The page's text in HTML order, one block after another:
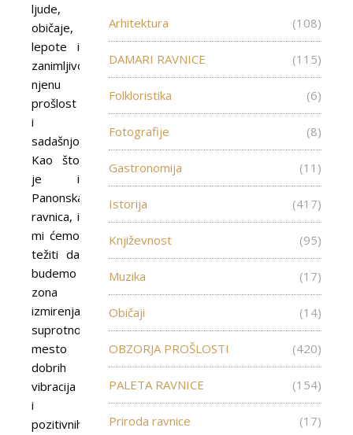
ljude,
običaje,
lepote i
zanimljivosti,
njenu
prošlost
i
sadašnjost.
Kao što
je i
Panonska
ravnica, i
mi ćemo
težiti da
budemo
zona
izmirenja
suprotnosti,
mesto
dobrih
vibracija
i
pozitivnih
Arhitektura (108)
DAMARI RAVNICE (115)
Folkloristika (6)
Fotografije (8)
Gastronomija (11)
Istorija (417)
Književnost (95)
Muzika (17)
Običaji (14)
OBZORJA PROŠLOSTI (420)
PALETA RAVNICE (154)
Priroda ravnice (17)